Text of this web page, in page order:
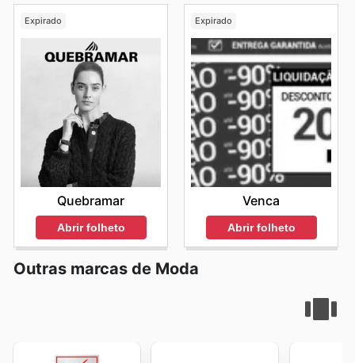
Expirado
Quebramar
Abrir folheto
Expirado
Venca
Abrir folheto
Outras marcas de Moda